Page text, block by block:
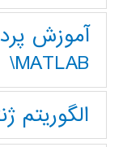
آموزش
MATLAB\
الگوریتم